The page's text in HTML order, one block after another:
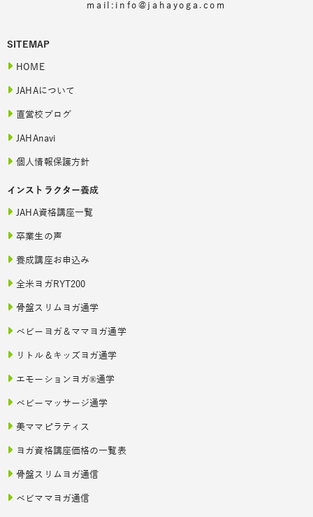
mail:info@jahayoga.com
SITEMAP
HOME
JAHAについて
直営校ブログ
JAHAnavi
個人情報保護方針
インストラクター養成
JAHA資格講座一覧
卒業生の声
養成講座お申込み
全米ヨガRYT200
骨盤スリムヨガ通学
ベビーヨガ＆ママヨガ通学
リトル＆キッズヨガ通学
エモーションヨガ®通学
ベビーマッサージ通学
美ママピラティス
ヨガ資格講座価格の一覧表
骨盤スリムヨガ通信
ベビママヨガ通信